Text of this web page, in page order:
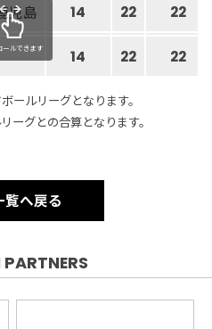
児島 14 22 22
14 22 22
ールできます
ールリーグとなります。
ーグとの合算となります。
覧へ戻る